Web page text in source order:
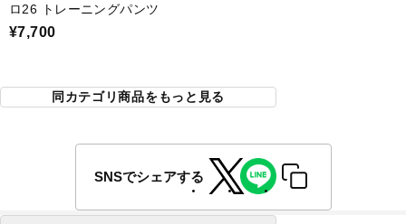
ロ26 トレーニングパンツ
¥7,700
同カテゴリ商品をもっと見る
SNSでシェアする